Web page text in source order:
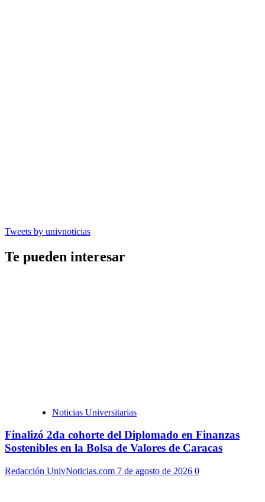
Tweets by univnoticias
Te pueden interesar
Noticias Universitarias
Finalizó 2da cohorte del Diplomado en Finanzas
Sostenibles en la Bolsa de Valores de Caracas
Redacción UnivNoticias.com 7 de agosto de 2026 0